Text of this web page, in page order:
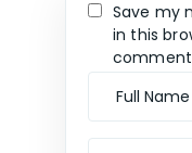
Save my
in this